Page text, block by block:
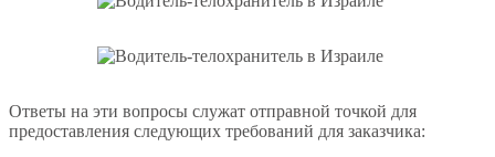
Ответы на эти вопросы служат отправной точкой для
предоставления следующих требований для заказчика: